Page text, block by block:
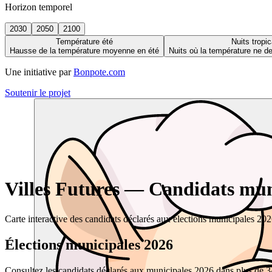
Horizon temporel
2030 2050
2100
Température été
Hausse de la température moyenne en été
Nuits
Nuits où la température ne
Une initiative par Bonpote.com
Soutenir le projet
Villes Futures — Candidats
Carte interactive des candidats déclarés aux élections municipales
Élections municipales 2026